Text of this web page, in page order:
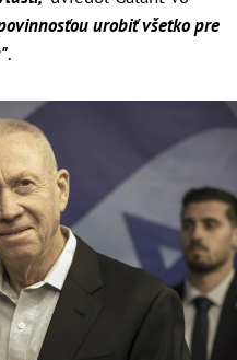
urobiť všetko pre
.